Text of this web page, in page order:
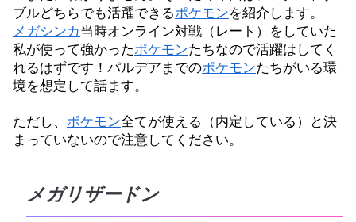
ブルどちらでも活躍できるポケモンを紹介します。
メガシンカ当時オンライン対戦（レート）をしていた
私が使って強かったポケモンたちなので活躍はしてく
れるはずです！パルデアまでのポケモンたちがいる環
境を想定して話ます。
ただし、 ポケモン全てが使える（内定している）と決
まっていないので注意してください。
メガリザードン